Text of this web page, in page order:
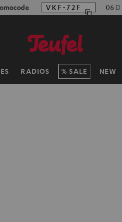
VKF-72F 06 D
RADIOS SALE NEW